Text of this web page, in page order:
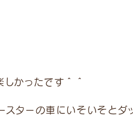
かったです＾＾
ターの車にいそいそとダ